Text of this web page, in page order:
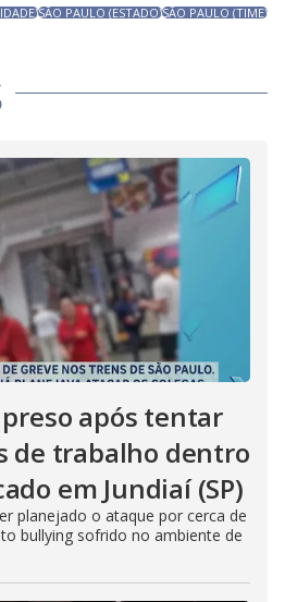
SÃO PAULO (ESTADO)SÃO PAULO (TIME)
após tentar
de trabalho dentro
em Jundiaí (SP)
planejado o ataque por cerca de
bullying sofrido no ambiente de